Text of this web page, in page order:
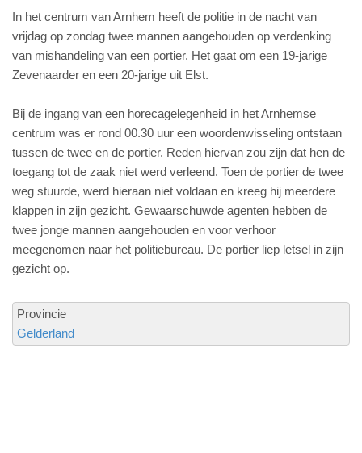
In het centrum van Arnhem heeft de politie in de nacht van
vrijdag op zondag twee mannen aangehouden op verdenking
van mishandeling van een portier. Het gaat om een 19-jarige
Zevenaarder en een 20-jarige uit Elst.
Bij de ingang van een horecagelegenheid in het Arnhemse
centrum was er rond 00.30 uur een woordenwisseling ontstaan
tussen de twee en de portier. Reden hiervan zou zijn dat hen de
toegang tot de zaak niet werd verleend. Toen de portier de twee
weg stuurde, werd hieraan niet voldaan en kreeg hij meerdere
klappen in zijn gezicht. Gewaarschuwde agenten hebben de
twee jonge mannen aangehouden en voor verhoor
meegenomen naar het politiebureau. De portier liep letsel in zijn
gezicht op.
Provincie
Gelderland